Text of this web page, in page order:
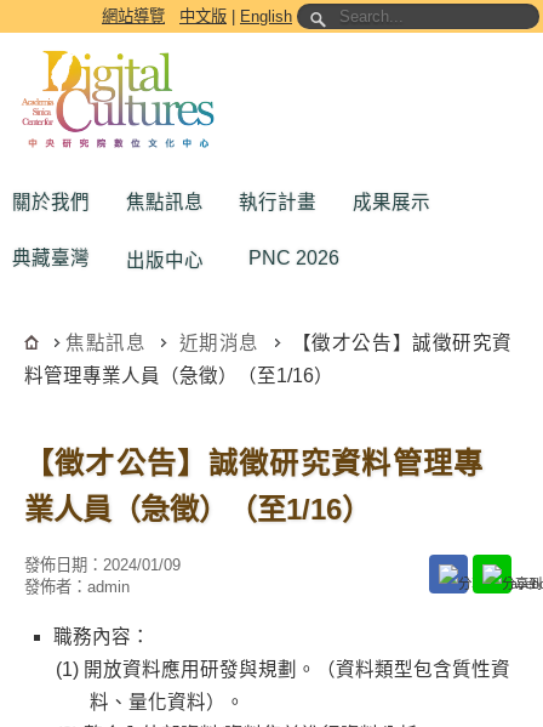
跳到主要內容區塊網站導覽 中文版 English
關於我們 焦點訊息 執行計畫 成果展示
典藏臺灣 出版中心 PNC 2026
焦點訊息 近期消息
【徵才公告】誠徵研究資
料管理專業人員（急徵）（至1/16）
【徵才公告】誠徵研究資料管理專
業人員（急徵）（至1/16）
發佈日期： 2024/01/09
發佈者： admin
職務內容：
開放資料應用研發與規劃。（資料類型包含質性資
料、量化資料）。